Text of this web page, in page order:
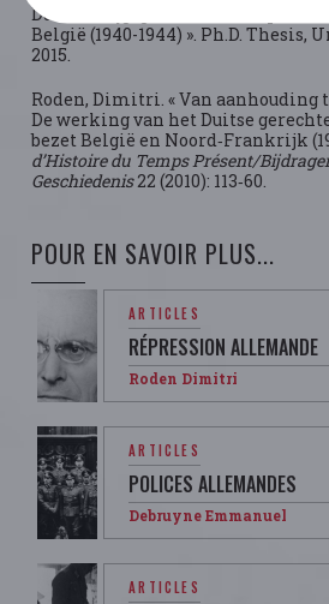
Duitse krijgsgerecht en de
België (1940-1944) ». Ph.D. Thesis,
2015.
Roden, Dimitri. « Van
De werking van het Duitse
bezet België en Noord‑Frankrijk
d’Histoire du Temps Présent/
Geschiedenis22 (2010): 113‑60.
POUR EN SAVOIR PLUS...
ARTICLES
RÉPRESSION ALLEMANDE
Roden Dimitri
ARTICLES
POLICES ALLEMANDES
Debruyne Emmanuel
ARTICLES